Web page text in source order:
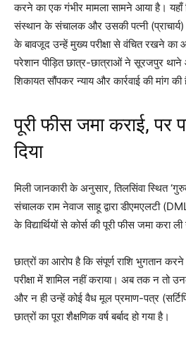
करने का एक गंभीर मामला सामने आया है। यहाँ
संस्थान के संचालक और उसकी पत्नी
के बावजूद उन्हें मुख्य परीक्षा से वंचित रखने का
परेशान पीड़ित छात्र-छात्राओं ने सूरजपुर
शिकायत सौंपकर न्याय और कार्रवाई की मांग की
पूरी फीस जमा कराई, पर
दिया
मिली जानकारी के अनुसार, तिलसिंवा स्थित
संचालक राम नेवाज साहू द्वारा डीएमएलटी
के विद्यार्थियों से कोर्स की पूरी फीस जमा करा
छात्रों का आरोप है कि संपूर्ण राशि भुगतान
परीक्षा में शामिल नहीं कराया। अब तक न तो
और न ही उन्हें कोई वैध मूल प्रमाण-पत्र
छात्रों का पूरा शैक्षणिक वर्ष बर्बाद हो गया है।